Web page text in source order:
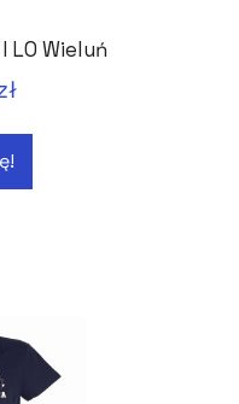
LO Wieluń